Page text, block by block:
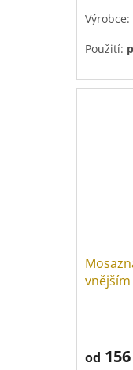
z
Výrobce:
Použití:
od